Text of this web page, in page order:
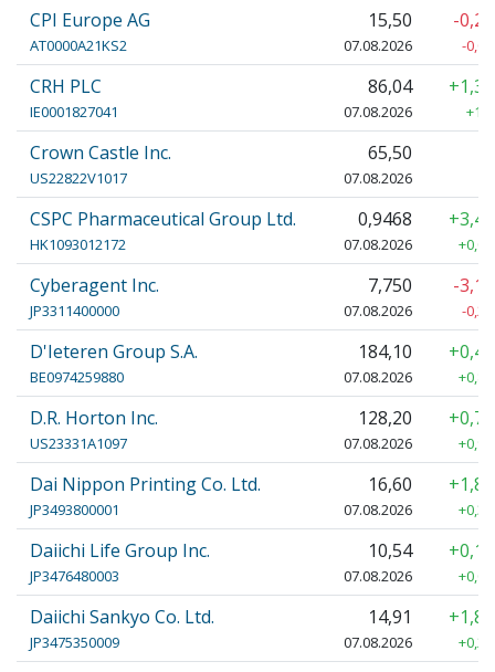
CPI Europe AG
AT0000A21KS2
15,50
07.08.2026
-
-
CRH PLC
IE0001827041
86,04
07.08.2026
Crown Castle Inc.
US22822V1017
65,50
07.08.2026
CSPC Pharmaceutical Group Ltd.
HK1093012172
0,9468
07.08.2026
Cyberagent Inc.
JP3311400000
7,750
07.08.2026
-
-
D'Ieteren Group S.A.
BE0974259880
184,10
07.08.2026
D.R. Horton Inc.
US23331A1097
128,20
07.08.2026
Dai Nippon Printing Co. Ltd.
JP3493800001
16,60
07.08.2026
Daiichi Life Group Inc.
JP3476480003
10,54
07.08.2026
Daiichi Sankyo Co. Ltd.
JP3475350009
14,91
07.08.2026